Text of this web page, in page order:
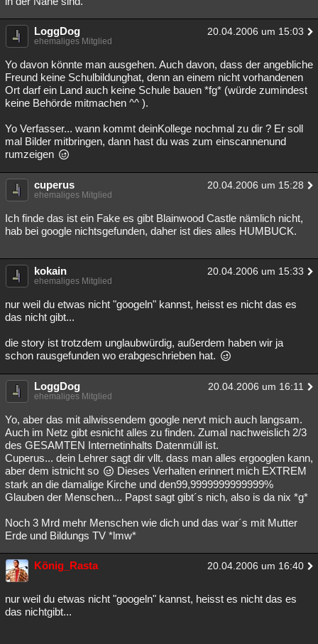
LoggDog 20.04.2006 um 15:03
ehemaliges Mitglied
Yo davon könnte man ausgehen. Auch davon, dass der angebliche
Freund keine Schulbildunghat, denn an einem nicht vorhandenen
Ort darf ein Land auch keine Schule bauen *fg* (würde zumindest
keine Behörde mitmachen ^^ ).
Yo Verfasser... wann kommt deinKollege nochmal zu dir ? Er soll
mal Bilder mitbringen, dann hast du was zum einscannenund
rumzeigen
cuperus 20.04.2006 um 15:28
ehemaliges Mitglied
Ich finde das ist ein Fake es gibt Blainwood Castle nämlich nicht,
hab bei google nichtsgefunden, daher ist dies alles HUMBUCK.
kokain 20.04.2006 um 15:33
ehemaliges Mitglied
nur weil du etwas nicht "googeln" kannst, heisst es nicht das es
das nicht gibt...
die story ist trotzdem unglaubwürdig, außerdem haben wir ja
schon rausgefunden wo erabgeschrieben hat.
LoggDog 20.04.2006 um 16:11
ehemaliges Mitglied
Yo, aber das mit allwissendem google nervt mich auch langsam.
Auch im Netz gibt esnicht alles zu finden. Zumal nachweislich 2/3
des GESAMTEN Internetinhalts Datenmüll ist.
Cuperus... dein Lehrer sagt dir vllt. dass man alles ergooglen kann,
aber dem istnicht so
Dieses Verhalten erinnert mich EXTREM
stark an die damalige Kirche und den99,9999999999999%
Glauben der Menschen... Papst sagt gibt´s nich, also is da nix *g*
Noch 3 Mrd mehr Menschen wie dich und das war´s mit Mutter
Erde und Bildungs TV *lmw*
König_Rasta 20.04.2006 um 16:40
nur weil du etwas nicht "googeln" kannst, heisst es nicht das es
das nichtgibt...